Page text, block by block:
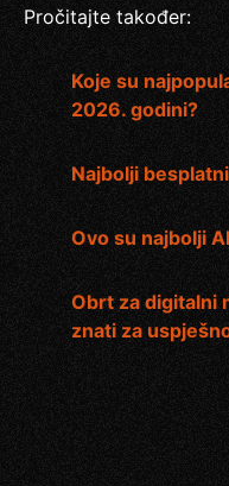
Pročitajte također:
Koje su
2026. godini?
Najbolji
Ovo su najbolji
Obrt za digitalni
znati za